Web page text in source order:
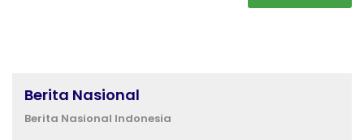
Berita Nasional
Berita Nasional Indonesia